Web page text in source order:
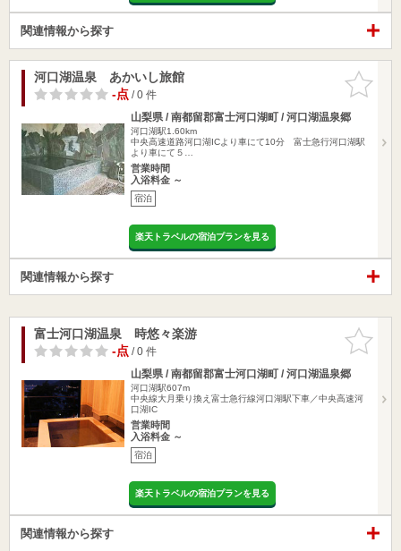
関連情報から探す
お気に入
りに追加
河口湖温泉 あかいし旅館
-点/ 0 件
山梨県 / 南都留郡富士河口湖町 / 河口湖温泉郷
河口湖駅1.60km
中央高速道路河口湖ICより車にて10分 富士急行河口湖駅
より車にて５…
営業時間
入浴料金 ～
宿泊
楽天トラベルの宿泊プランを見る
関連情報から探す
お気に入
りに追加
富士河口湖温泉 時悠々楽游
-点/ 0 件
山梨県 / 南都留郡富士河口湖町 / 河口湖温泉郷
河口湖駅607m
中央線大月乗り換え富士急行線河口湖駅下車／中央高速河
口湖IC
営業時間
入浴料金 ～
宿泊
楽天トラベルの宿泊プランを見る
関連情報から探す